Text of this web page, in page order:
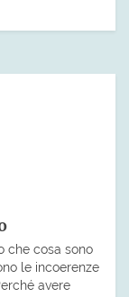
che cosa sono
le incoerenze
avere